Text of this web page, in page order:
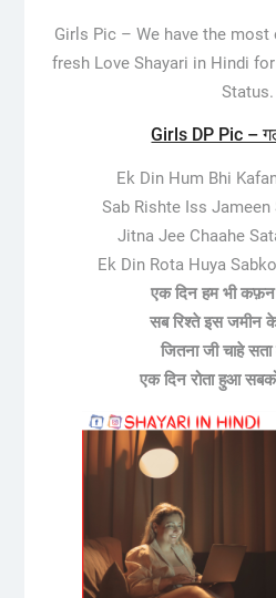
Girls Pic – We have the
fresh Love Shayari in Hindi
Status.
Girls DP Pic –
Ek Din Hum Bhi
Sab Rishte Iss Jameen
Jitna Jee Chaahe
Ek Din Rota Huya
एक दिन हम भी
सब रिश्ते इस जमीन
जितना जी चाहे
एक दिन रोता हुआ